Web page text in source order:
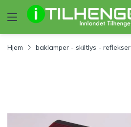
Hjem baklamper - skiltlys - reflekser